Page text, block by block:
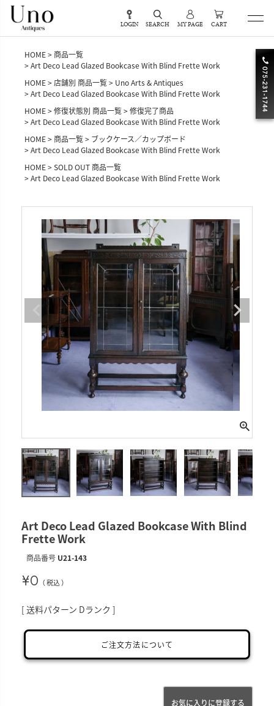
LOGIN SEARCH MY PAGE CART
HOME
商品一覧
Art Deco Lead Glazed Bookcase With Blind Frette Work
HOME
店舗別 商品一覧
Uno Arts & Antiques
Art Deco Lead Glazed Bookcase With Blind Frette Work
HOME
修復状態別 商品一覧
修復完了商品
Art Deco Lead Glazed Bookcase With Blind Frette Work
HOME
商品一覧
ブックケース／カップボード
Art Deco Lead Glazed Bookcase With Blind Frette Work
HOME
SOLD OUT 商品一覧
Art Deco Lead Glazed Bookcase With Blind Frette Work
Art Deco Lead Glazed Bookcase With Blind
Frette Work
商品番号 U21-143
¥0 税込
送料パターン Dランク
ご注文方法について
お気に入りに登録する